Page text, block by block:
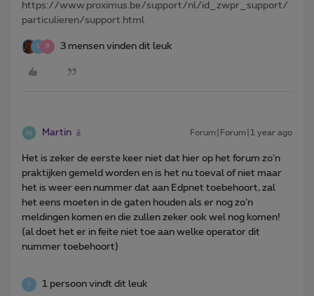
https://www.proximus.be/support/nl/id_zwpr_support/
particulieren/support.html
S B 3 mensen vinden dit leuk
Martin Forum|Forum|1 year ago
Het is zeker de eerste keer niet dat hier op het forum zo’n
praktijken gemeld worden en is het nu toeval of niet maar
het is weer een nummer dat aan Edpnet toebehoort, zal
het eens moeten in de gaten houden als er nog zo’n
meldingen komen en die zullen zeker ook wel nog komen!
(al doet het er in feite niet toe aan welke operator dit
nummer toebehoort)
S 1 persoon vindt dit leuk